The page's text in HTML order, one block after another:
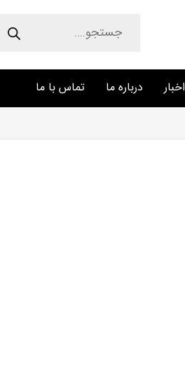
search
اخبار درباره ما
تماس با ما